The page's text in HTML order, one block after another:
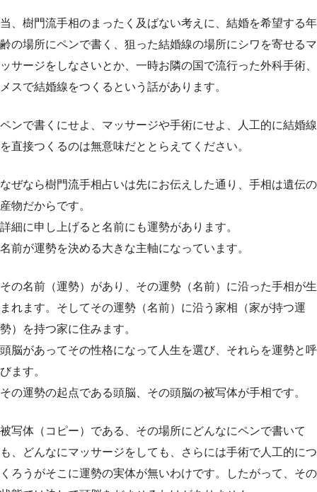
当、樹門流手相のまったく及ばない考えに、結婚を希望する年
齢の場所にペンで書く、狙った結婚線の場所にシワを寄せるマ
ッサージをしなさいとか、一時お隣の国で流行った外科手術、
メスで結婚線をつくるという話があります。
ペンで書くにせよ、マッサージや手術にせよ、人工的に結婚線
を直接つくるのは無意味だととらえてください。
なぜなら樹門流手相占いは先にお伝えした通り、手相は遺伝の
産物だからです。
詳細に申し上げると名前にも運勢があります。
名前が運勢を決める大きな主軸になっています。
その名前（運勢）があり、その運勢（名前）に沿った手相が生
まれます。そしてその運勢（名前）に沿う家相（家が持つ運
勢）を持つ家に住みます。
頭脳があってその性格になって人生を選び、それらを運勢と呼
びます。
その運勢の起点である頭脳、その頭脳の被写体が手相です。
被写体（コピー）である、その場所にどんなにペンで書いて
も、どんなにマッサージをしても、さらには手術で人工的につ
くろうがそこに運勢の実体が無いわけです。したがって、その